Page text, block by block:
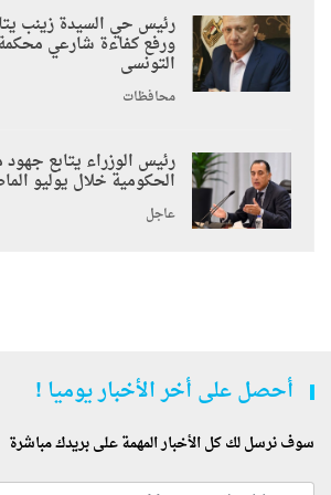
رئيس حي السيدة زينب
ورفع كفاءة شارعي
التونسى
محافظات
رئيس الوزراء يتابع
الحكومية خلال يوليو
عاجل
أحصل على أخر الأخبار يوميا !
سوف نرسل لك كل الأخبار المهمة على بريدك مباشرة